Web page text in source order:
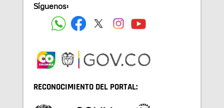
Síguenos:
RECONOCIMIENTO DEL PORTAL: